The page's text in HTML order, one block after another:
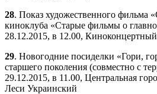
28. Показ художественного фильма
киноклуба «Старые фильмы о
28.12.2015, в 12.00,
29. Новогодние посиделки «Гори,
старшего поколения (совместно с
29.12.2015, в 11.00, Центральная
Леси Украинский